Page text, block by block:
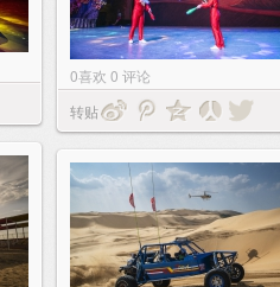
0喜欢 0 评论
转贴